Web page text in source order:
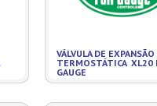
VÁLVULA DE EXPANSÃO
TERMOSTÁTICA XL20
GAUGE